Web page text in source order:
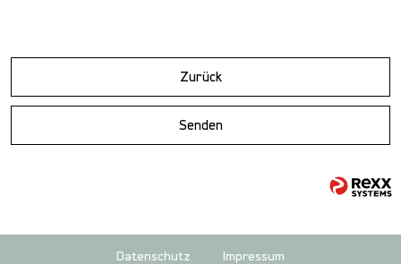
Zurück
Senden
Datenschutz Impressum